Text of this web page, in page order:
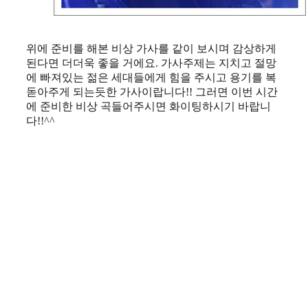
위에 준비를 해본 비상 가사를 같이 보시며 감상하게
된다면 더더욱 좋을 거에요. 가사주제는 지치고 절망
에 빠져있는 젊은 세대들에게 힘을 주시고 용기를 복
돋아주게 되는듯한 가사이랍니다!! 그러면 이번 시간
에 준비한 비상 곡들어주시면 화이팅하시기 바랍니
다!!^^